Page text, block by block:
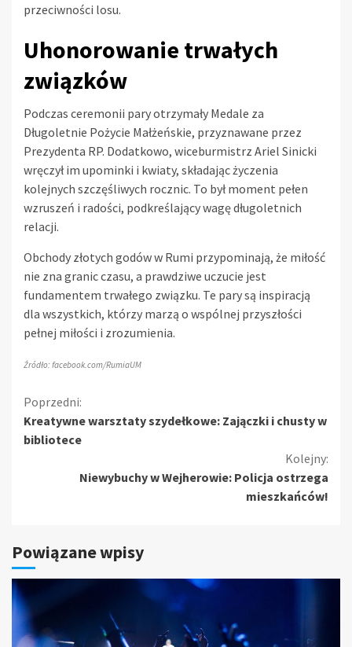
przeciwności losu.
Uhonorowanie trwałych
związków
Podczas ceremonii pary otrzymały Medale za
Długoletnie Pożycie Małżeńskie, przyznawane przez
Prezydenta RP. Dodatkowo, wiceburmistrz Ariel Sinicki
wręczył im upominki i kwiaty, składając życzenia
kolejnych szczęśliwych rocznic. To był moment pełen
wzruszeń i radości, podkreślający wagę długoletnich
relacji.
Obchody złotych godów w Rumi przypominają, że miłość
nie zna granic czasu, a prawdziwe uczucie jest
fundamentem trwałego związku. Te pary są inspiracją
dla wszystkich, którzy marzą o wspólnej przyszłości
pełnej miłości i zrozumienia.
Źródło: facebook.com/RumiaUM
Kontynuuj
czytanie
Poprzedni:
Kreatywne warsztaty szydełkowe: Zajączki i chusty w
bibliotece
Kolejny:
Niewybuchy w Wejherowie: Policja ostrzega
mieszkańców!
Powiązane wpisy